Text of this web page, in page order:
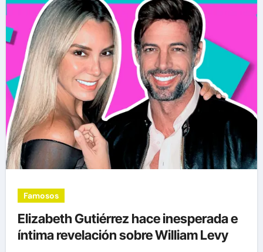
Famosos
Elizabeth Gutiérrez hace inesperada e
íntima revelación sobre William Levy